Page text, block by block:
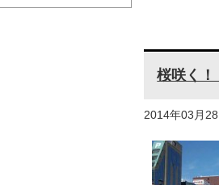
桜咲く！
2014年03月28